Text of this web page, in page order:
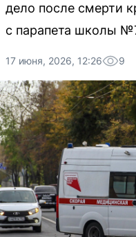
дело после смерти
с парапета школы
17 июня, 2026, 12:26 9